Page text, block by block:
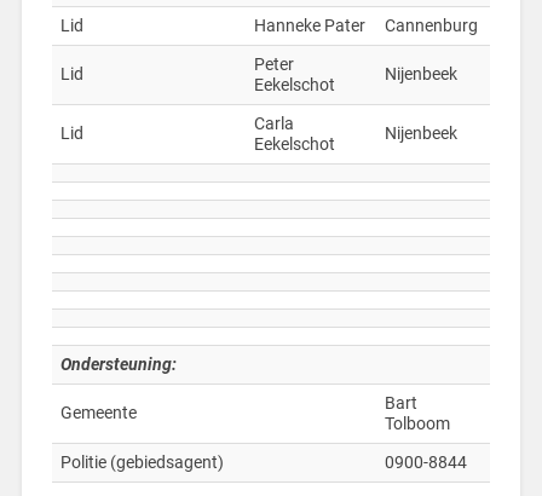
Lid Hanneke Pater Cannenburg
Lid
Peter
Eekelschot
Nijenbeek
Lid
Carla
Eekelschot
Nijenbeek
Ondersteuning:
Gemeente
Bart
Tolboom
Politie (gebiedsagent)
0900-8844